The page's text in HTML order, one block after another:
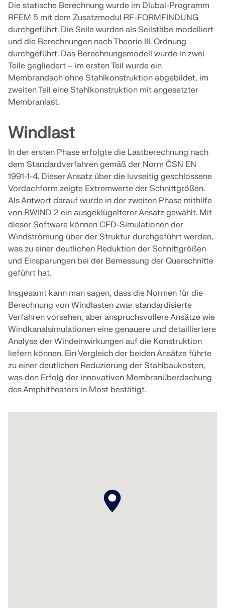
Modellobjekte
Abos & Preise
Beispiele
FEM für Stahlverbindungen
Entwerfen und analysieren Sie Stahlverbindungen
vollständig integriert in RFEM 6 für schnellere und
genauere Arbeitsabläufe in der Tragwerksplanung.
MEHR ERFAHREN
Geo-Zonen-Tool
Der Dlubal-Onlinedienst bietet Zonenkarten zur
schnellen Ermittlung von Schneelasten,
Windgeschwindigkeiten und seismischen Daten.
LASTZONEN PRÜFEN
Die statische Berechnung wurde im Dlubal-Programm
RFEM 5 mit dem Zusatzmodul RF-FORMFINDUNG
durchgeführt. Die Seile wurden als Seilstäbe modelliert
und die Berechnungen nach Theorie III. Ordnung
durchgeführt. Das Berechnungsmodell wurde in zwei
Teile gegliedert – im ersten Teil wurde ein
Membrandach ohne Stahlkonstruktion abgebildet, im
zweiten Teil eine Stahlkonstruktion mit angesetzter
Membranlast.
Windlast
In der ersten Phase erfolgte die Lastberechnung nach
dem Standardverfahren gemäß der Norm ČSN EN
1991-1-4. Dieser Ansatz über die luvseitig geschlossene
Vordachform zeigte Extremwerte der Schnittgrößen.
Als Antwort darauf wurde in der zweiten Phase mithilfe
von RWIND 2 ein ausgeklügelterer Ansatz gewählt. Mit
dieser Software können CFD-Simulationen der
Windströmung über der Struktur durchgeführt werden,
was zu einer deutlichen Reduktion der Schnittgrößen
und Einsparungen bei der Bemessung der Querschnitte
geführt hat.
Insgesamt kann man sagen, dass die Normen für die
Berechnung von Windlasten zwar standardisierte
Verfahren vorsehen, aber anspruchsvollere Ansätze wie
Windkanalsimulationen eine genauere und detailliertere
Analyse der Windeinwirkungen auf die Konstruktion
liefern können. Ein Vergleich der beiden Ansätze führte
zu einer deutlichen Reduzierung der Stahlbaukosten,
was den Erfolg der innovativen Membranüberdachung
des Amphitheaters in Most bestätigt.